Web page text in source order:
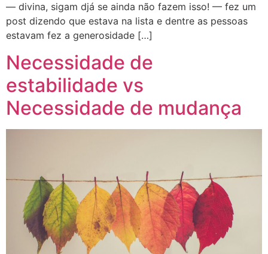
— divina, sigam djá se ainda não fazem isso! — fez um
post dizendo que estava na lista e dentre as pessoas
estavam fez a generosidade […]
Necessidade de
estabilidade vs
Necessidade de mudança